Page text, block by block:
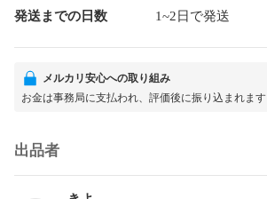
発送までの日数 1~2日で発送
メルカリ安心への取り組み
お金は事務局に支払われ、評価後に振り込まれます
出品者